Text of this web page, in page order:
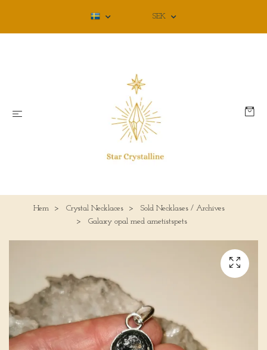
SEK
Hem Crystal Necklaces
Sold Necklases / Archives
Galaxy opal med ametistspets